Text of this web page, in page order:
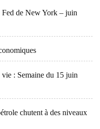
de New York – juin
vie : Semaine du 15 juin
chutent à des niveaux